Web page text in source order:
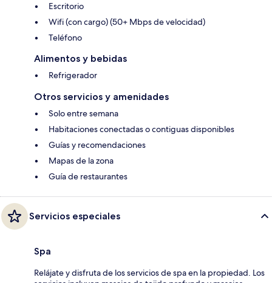
Escritorio
Wifi (con cargo) (50+ Mbps de velocidad)
Teléfono
Alimentos y bebidas
Refrigerador
Otros servicios y amenidades
Solo entre semana
Habitaciones conectadas o contiguas disponibles
Guías y recomendaciones
Mapas de la zona
Guía de restaurantes
Servicios especiales
Spa
Relájate y disfruta de los servicios de spa en la propiedad. Los